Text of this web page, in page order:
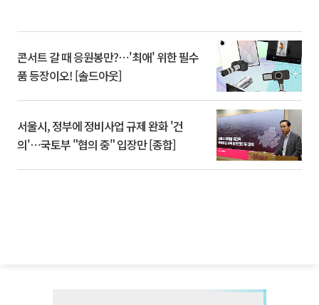
콘서트 갈 때 응원봉만?⋯'최애' 위한 필수
품 등장이오! [솔드아웃]
서울시, 정부에 정비사업 규제 완화 '건
의'⋯국토부 "협의 중" 입장만 [종합]